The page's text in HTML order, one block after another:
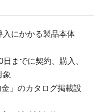
入にかかる製品本体
までに契約、購入、
象
」のカタログ掲載設